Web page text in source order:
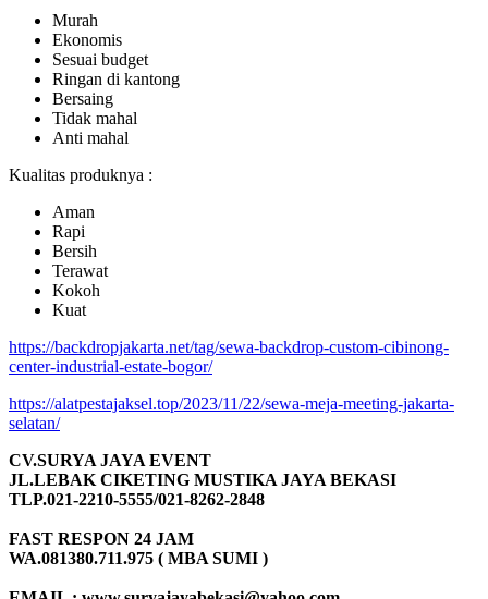
Murah
Ekonomis
Sesuai budget
Ringan di kantong
Bersaing
Tidak mahal
Anti mahal
Kualitas produknya :
Aman
Rapi
Bersih
Terawat
Kokoh
Kuat
https://backdropjakarta.net/tag/sewa-backdrop-custom-cibinong-
center-industrial-estate-bogor/
https://alatpestajaksel.top/2023/11/22/sewa-meja-meeting-jakarta-
selatan/
CV.SURYA JAYA EVENT
JL.LEBAK CIKETING MUSTIKA JAYA BEKASI
TLP.021-2210-5555/021-8262-2848
FAST RESPON 24 JAM
WA.081380.711.975 ( MBA SUMI )